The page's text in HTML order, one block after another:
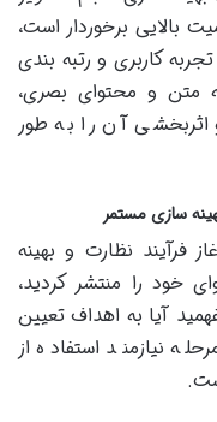
بالایی برخوردار است،
کاربری و رتبه بندی
متن و محتوای بصری،
اثربخشی آن را به طور
سازی مستمر
فرآیند نظارت و بهینه
خود را منتشر کردید،
آیا به اهداف تعیین
نیازمند استفاده از